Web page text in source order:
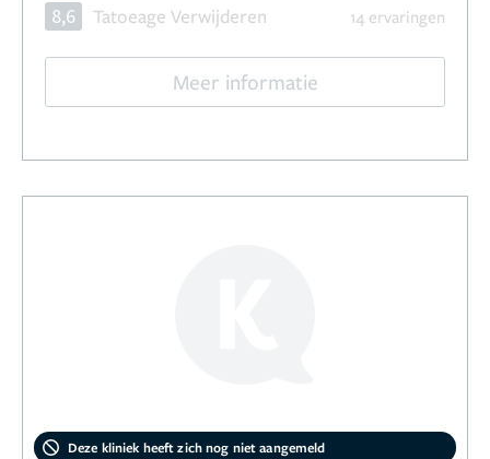
8,6 Tatoeage Verwijderen 14 ervaringen
Meer informatie
Deze kliniek heeft zich nog niet aangemeld